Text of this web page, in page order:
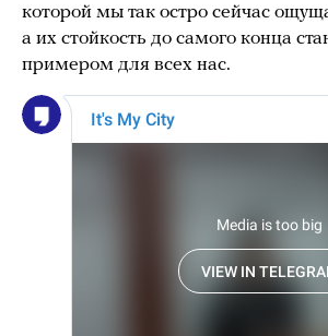
которой мы так остро сейчас
а их стойкость до самого конца
примером для всех нас.